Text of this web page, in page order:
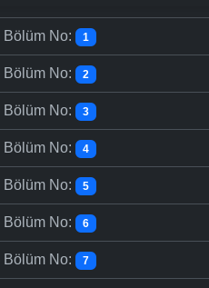
Bölüm No: 1
Bölüm No: 2
Bölüm No: 3
Bölüm No: 4
Bölüm No: 5
Bölüm No: 6
Bölüm No: 7